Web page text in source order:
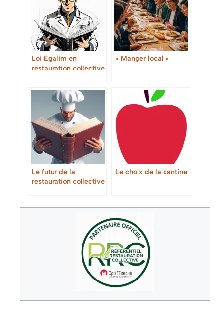
Loi Egalim en
restauration collective
« Manger local »
Le futur de la
restauration collective
Le choix de la cantine